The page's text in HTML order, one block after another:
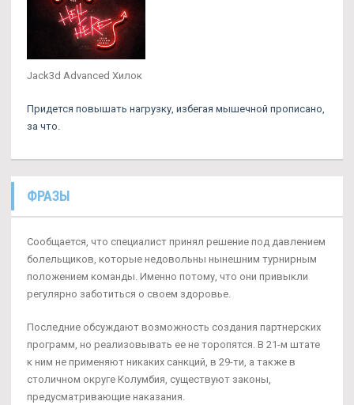
Jack3d Advanced Хилок
Придется повышать нагрузку, избегая мышечной прописано,
за что.
ФРАЗЫ
Сообщается, что специалист принял решение под давлением
болельщиков, которые недовольны нынешним турнирным
положением команды. Именно потому, что они привыкли
регулярно заботиться о своем здоровье.
Последние обсуждают возможность создания партнерских
программ, но реализовывать ее не торопятся. В 21-м штате
к ним не применяют никаких санкций, в 29-ти, а также в
столичном округе Колумбия, существуют законы,
предусматривающие наказания.